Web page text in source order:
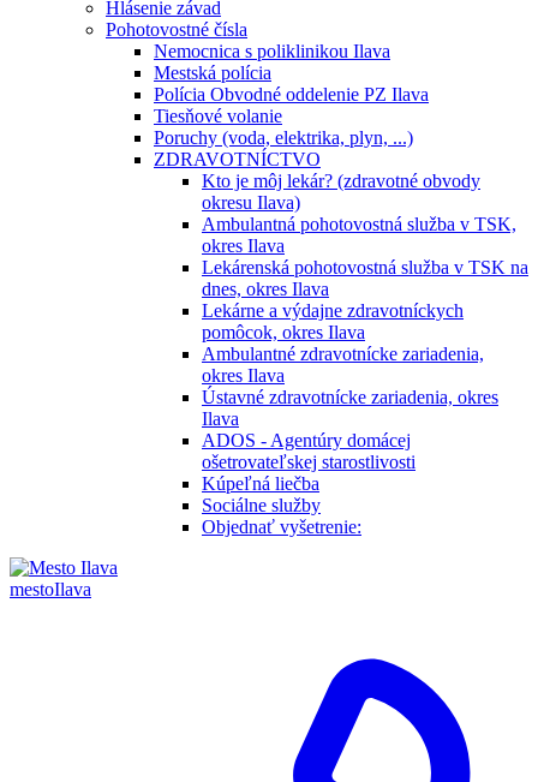
Hlásenie závad
Pohotovostné čísla
Nemocnica s poliklinikou Ilava
Mestská polícia
Polícia Obvodné oddelenie PZ Ilava
Tiesňové volanie
Poruchy (voda, elektrika, plyn, ...)
ZDRAVOTNÍCTVO
Kto je môj lekár? (zdravotné obvody
okresu Ilava)
Ambulantná pohotovostná služba v TSK,
okres Ilava
Lekárenská pohotovostná služba v TSK na
dnes, okres Ilava
Lekárne a výdajne zdravotníckych
pomôcok, okres Ilava
Ambulantné zdravotnícke zariadenia,
okres Ilava
Ústavné zdravotnícke zariadenia, okres
Ilava
ADOS - Agentúry domácej
ošetrovateľskej starostlivosti
Kúpeľná liečba
Sociálne služby
Objednať vyšetrenie:
mestoIlava